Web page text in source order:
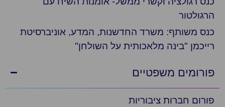
הרגולטור
כנס משותף: משרד החדשנות, המדע, אוניברסיטת
רייכמן "בינה מלאכותית על השולחן"
פורומים משפטיים
פורום חברות ציבוריות